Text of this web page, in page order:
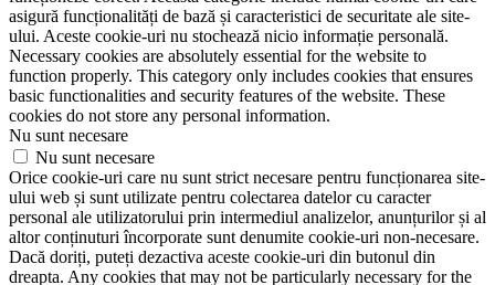
asigură funcționalități de bază și caracteristici de securitate ale site-
ului. Aceste cookie-uri nu stochează nicio informație personală.
Necessary cookies are absolutely essential for the website to
function properly. This category only includes cookies that ensures
basic functionalities and security features of the website. These
cookies do not store any personal information.
Nu sunt necesare
Nu sunt necesare
Orice cookie-uri care nu sunt strict necesare pentru funcționarea site-
ului web și sunt utilizate pentru colectarea datelor cu caracter
personal ale utilizatorului prin intermediul analizelor, anunțurilor și al
altor conținuturi încorporate sunt denumite cookie-uri non-necesare.
Dacă doriți, puteți dezactiva aceste cookie-uri din butonul din
dreapta. Any cookies that may not be particularly necessary for the